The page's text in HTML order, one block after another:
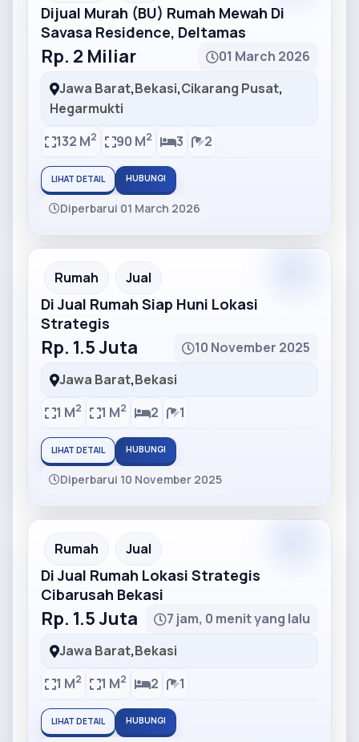
Dijual Murah (BU) Rumah Mewah Di
Savasa Residence, Deltamas
Rp. 2 Miliar
01 March 2026
Jawa Barat,Bekasi,Cikarang Pusat,
Hegarmukti
132 M2 90 M2 3 2
LIHAT DETAIL HUBUNGI
Diperbarui 01 March 2026
Partner Ad
Rumah Jual
Di Jual Rumah Siap Huni Lokasi
Strategis
Rp. 1.5 Juta
10 November 2025
Jawa Barat,Bekasi
1 M2 1 M2 2 1
LIHAT DETAIL HUBUNGI
Diperbarui 10 November 2025
Partner Ad
Rumah Jual
Di Jual Rumah Lokasi Strategis
Cibarusah Bekasi
Rp. 1.5 Juta
7 jam, 0 menit yang lalu
Jawa Barat,Bekasi
1 M2 1 M2 2 1
LIHAT DETAIL HUBUNGI